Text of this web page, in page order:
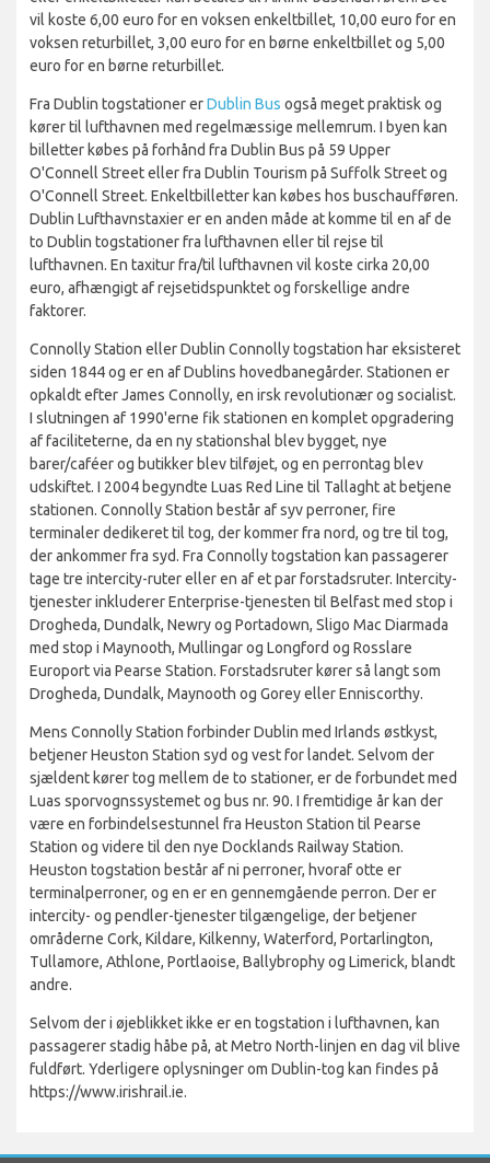
vil koste 6,00 euro for en voksen enkeltbillet, 10,00 euro for en
voksen returbillet, 3,00 euro for en børne enkeltbillet og 5,00
euro for en børne returbillet.
Fra Dublin togstationer erDublin Bus også meget praktisk og
kører til lufthavnen med regelmæssige mellemrum. I byen kan
billetter købes på forhånd fra Dublin Bus på 59 Upper
O'Connell Street eller fra Dublin Tourism på Suffolk Street og
O'Connell Street. Enkeltbilletter kan købes hos buschaufføren.
Dublin Lufthavnstaxier er en anden måde at komme til en af de
to Dublin togstationer fra lufthavnen eller til rejse til
lufthavnen. En taxitur fra/til lufthavnen vil koste cirka 20,00
euro, afhængigt af rejsetidspunktet og forskellige andre
faktorer.
Connolly Station eller Dublin Connolly togstation har eksisteret
siden 1844 og er en af Dublins hovedbanegårder. Stationen er
opkaldt efter James Connolly, en irsk revolutionær og socialist.
I slutningen af 1990'erne fik stationen en komplet opgradering
af faciliteterne, da en ny stationshal blev bygget, nye
barer/caféer og butikker blev tilføjet, og en perrontag blev
udskiftet. I 2004 begyndte Luas Red Line til Tallaght at betjene
stationen. Connolly Station består af syv perroner, fire
terminaler dedikeret til tog, der kommer fra nord, og tre til tog,
der ankommer fra syd. Fra Connolly togstation kan passagerer
tage tre intercity-ruter eller en af et par forstadsruter. Intercity-
tjenester inkluderer Enterprise-tjenesten til Belfast med stop i
Drogheda, Dundalk, Newry og Portadown, Sligo Mac Diarmada
med stop i Maynooth, Mullingar og Longford og Rosslare
Europort via Pearse Station. Forstadsruter kører så langt som
Drogheda, Dundalk, Maynooth og Gorey eller Enniscorthy.
Mens Connolly Station forbinder Dublin med Irlands østkyst,
betjener Heuston Station syd og vest for landet. Selvom der
sjældent kører tog mellem de to stationer, er de forbundet med
Luas sporvognssystemet og bus nr. 90. I fremtidige år kan der
være en forbindelsestunnel fra Heuston Station til Pearse
Station og videre til den nye Docklands Railway Station.
Heuston togstation består af ni perroner, hvoraf otte er
terminalperroner, og en er en gennemgående perron. Der er
intercity- og pendler-tjenester tilgængelige, der betjener
områderne Cork, Kildare, Kilkenny, Waterford, Portarlington,
Tullamore, Athlone, Portlaoise, Ballybrophy og Limerick, blandt
andre.
Selvom der i øjeblikket ikke er en togstation i lufthavnen, kan
passagerer stadig håbe på, at Metro North-linjen en dag vil blive
fuldført. Yderligere oplysninger om Dublin-tog kan findes på
https://www.irishrail.ie.